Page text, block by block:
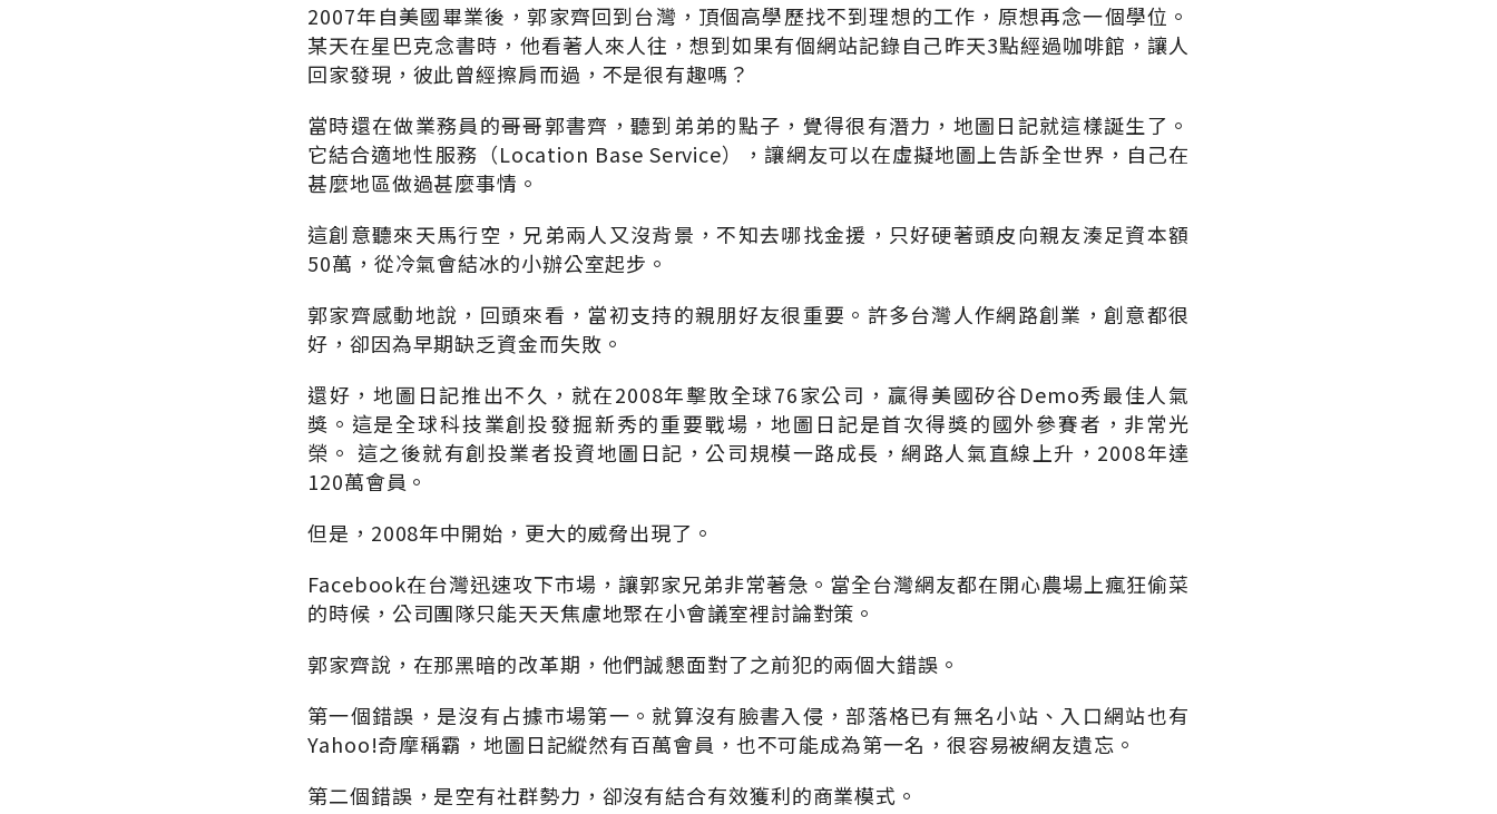
2007年自美國畢業後，郭家齊回到台灣，頂個高學歷找不到理想的工作，原想再念一個學位。
某天在星巴克念書時，他看著人來人往，想到如果有個網站記錄自己昨天3點經過咖啡館，讓人
回家發現，彼此曾經擦肩而過，不是很有趣嗎？
當時還在做業務員的哥哥郭書齊，聽到弟弟的點子，覺得很有潛力，地圖日記就這樣誕生了。
它結合適地性服務（Location Base Service），讓網友可以在虛擬地圖上告訴全世界，自己在
甚麼地區做過甚麼事情。
這創意聽來天馬行空，兄弟兩人又沒背景，不知去哪找金援，只好硬著頭皮向親友湊足資本額
50萬，從冷氣會結冰的小辦公室起步。
郭家齊感動地說，回頭來看，當初支持的親朋好友很重要。許多台灣人作網路創業，創意都很
好，卻因為早期缺乏資金而失敗。
還好，地圖日記推出不久，就在2008年擊敗全球76家公司，贏得美國矽谷Demo秀最佳人氣
獎。這是全球科技業創投發掘新秀的重要戰場，地圖日記是首次得獎的國外參賽者，非常光
榮。 這之後就有創投業者投資地圖日記，公司規模一路成長，網路人氣直線上升，2008年達
120萬會員。
但是，2008年中開始，更大的威脅出現了。
Facebook在台灣迅速攻下市場，讓郭家兄弟非常著急。當全台灣網友都在開心農場上瘋狂偷菜
的時候，公司團隊只能天天焦慮地聚在小會議室裡討論對策。
郭家齊說，在那黑暗的改革期，他們誠懇面對了之前犯的兩個大錯誤。
第一個錯誤，是沒有占據市場第一。就算沒有臉書入侵，部落格已有無名小站、入口網站也有
Yahoo!奇摩稱霸，地圖日記縱然有百萬會員，也不可能成為第一名，很容易被網友遺忘。
第二個錯誤，是空有社群勢力，卻沒有結合有效獲利的商業模式。